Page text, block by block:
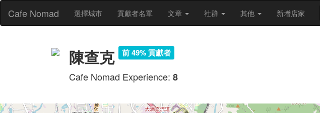
Cafe Nomad 選擇城市 貢獻者名單 文章 社群 其他 新增店家
陳查克 前 49% 貢獻者
Cafe Nomad Experience: 8